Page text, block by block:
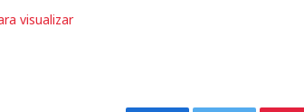
visualizar